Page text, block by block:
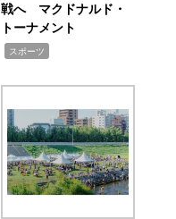
戦へ マクドナルド・
トーナメント
スポーツ